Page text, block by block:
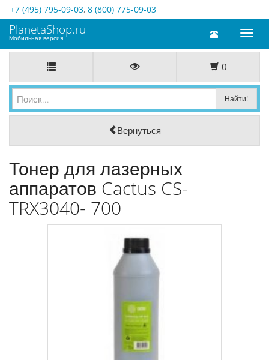
+7 (495) 795-09-03, 8 (800) 775-09-03
Toggle
PlanetaShop.ru
Мобильная версия
0
Вернуться
Тонер для лазерных
аппаратов Cactus CS-
TRX3040- 700